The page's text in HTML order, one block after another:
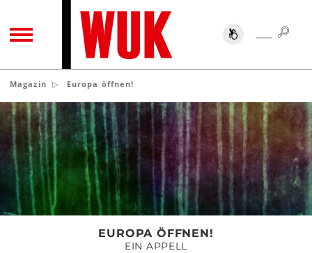
TOGGLE NAVIGATION SUCHE
Magazin Europa öffnen!
Europa
öffnen!
EUROPA ÖFFNEN!
EIN APPELL